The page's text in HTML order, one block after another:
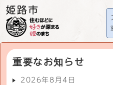
重要なお知らせ
2026年8月4日